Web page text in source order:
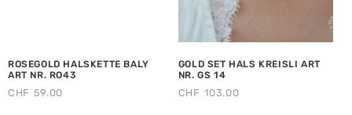
ROSEGOLD HALSKETTE BALY
ART NR. RO43
CHF 59.00
GOLD SET HALS KREISLI ART
NR. GS 14
CHF 103.00